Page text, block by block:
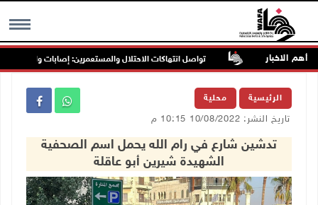
MENU أهم الاخبار تواصل انتهاكات الاحتلال والمستعمرين: إصابات واعتقالات
الرئيسية محلية
تاريخ النشر: 10/08/2022 10:15 م
تدشين شارع في رام الله يحمل اسم الصحفية
الشهيدة شيرين أبو عاقلة